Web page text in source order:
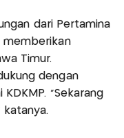
dari Pertamina
memberikan
Timur.
dengan
"Sekarang
katanya.